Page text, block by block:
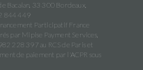
Bacalan, 33 300 Bordeaux,
844 449
Participatif France
par Mipise Payment Services,
228 397 au RCS de Paris et
de paiement par l'ACPR sous